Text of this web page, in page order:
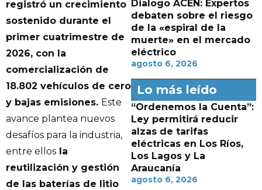
registró un crecimiento
sostenido durante el
primer cuatrimestre de
2026, con la
comercialización de
18.802 vehículos de cero
y bajas emisiones. Este
avance plantea nuevos
desafíos para la industria,
entre ellos la
reutilización y gestión
de las baterías de litio
Dialogo ACEN: Expertos
debaten sobre el riesgo
de la «espiral de la
muerte» en el mercado
eléctrico
agosto 6, 2026
Lo más leído
“Ordenemos la Cuenta”:
Ley permitirá reducir
alzas de tarifas
eléctricas en Los Ríos,
Los Lagos y La
Araucanía
agosto 6, 2026